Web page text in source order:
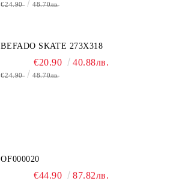
€24.90 48.70лв.
BEFADO SKATE 273X318
€20.90 40.88лв.
€24.90 48.70лв.
OF000020
€44.90 87.82лв.